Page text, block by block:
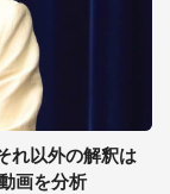
れ以外の解釈は
画を分析